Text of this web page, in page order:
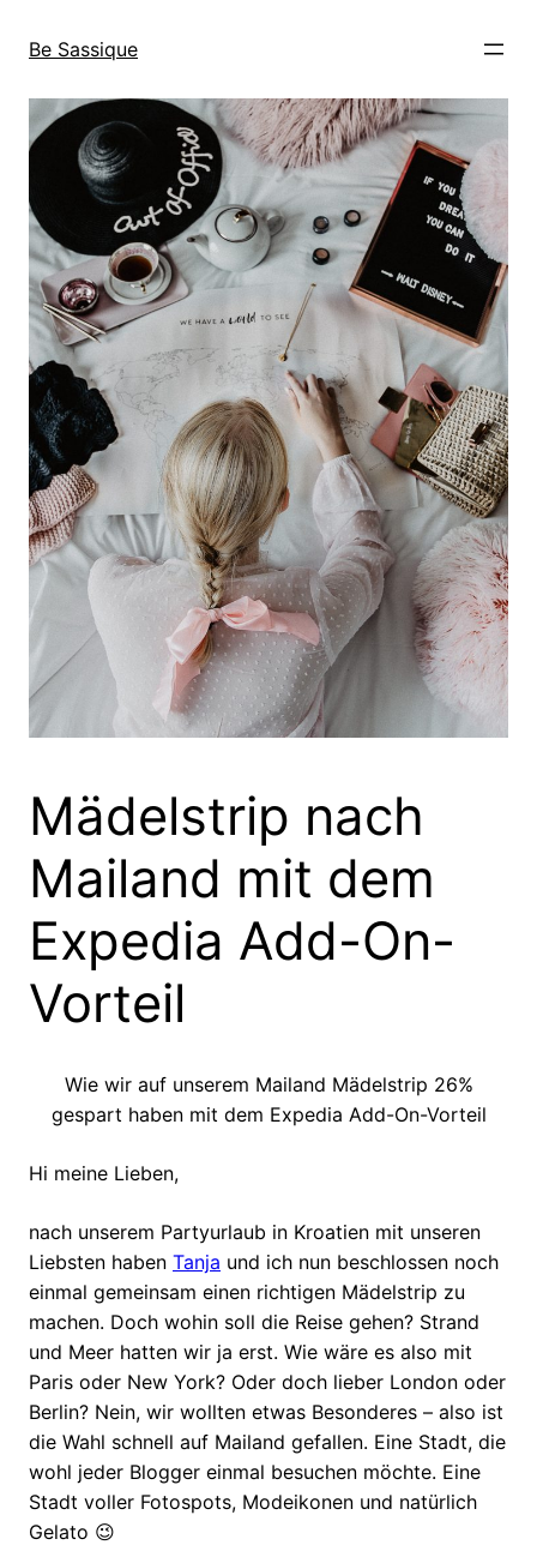
zum
wechseln
Be Sassique
Mädelstrip nach
Mailand mit dem
Expedia Add-On-
Vorteil
Wie wir auf unserem Mailand Mädelstrip 26%
gespart haben mit dem Expedia Add-On-Vorteil
Hi meine Lieben,
nach unserem Partyurlaub in Kroatien mit unseren
Liebsten haben Tanja und ich nun beschlossen noch
einmal gemeinsam einen richtigen Mädelstrip zu
machen. Doch wohin soll die Reise gehen? Strand
und Meer hatten wir ja erst. Wie wäre es also mit
Paris oder New York? Oder doch lieber London oder
Berlin? Nein, wir wollten etwas Besonderes – also ist
die Wahl schnell auf Mailand gefallen. Eine Stadt, die
wohl jeder Blogger einmal besuchen möchte. Eine
Stadt voller Fotospots, Modeikonen und natürlich
Gelato 😉